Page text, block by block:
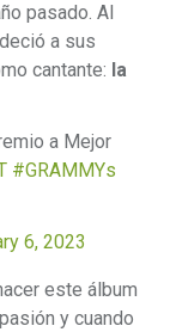
pasado. Al
a sus
cantante: la
a Mejor
#GRAMMYs
6, 2023
este álbum
y cuando